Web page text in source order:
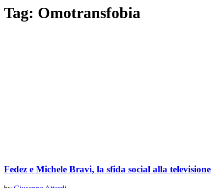
Tag: Omotransfobia
Fedez e Michele Bravi, la sfida social alla televisione